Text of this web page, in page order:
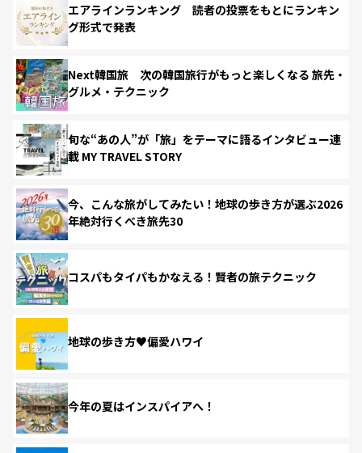
エアラインランキング 読者の投票をもとにランキン
グ形式で発表
Next韓国旅 次の韓国旅行がもっと楽しくなる 旅先・
グルメ・テクニック
旬な“あの人”が「旅」をテーマに語るインタビュー連
載 MY TRAVEL STORY
今、こんな旅がしてみたい！地球の歩き方が選ぶ2026
年絶対行くべき旅先30
コスパもタイパもかなえる！賢者の旅テクニック
地球の歩き方♥偏愛ハワイ
今年の夏はインスパイアへ！